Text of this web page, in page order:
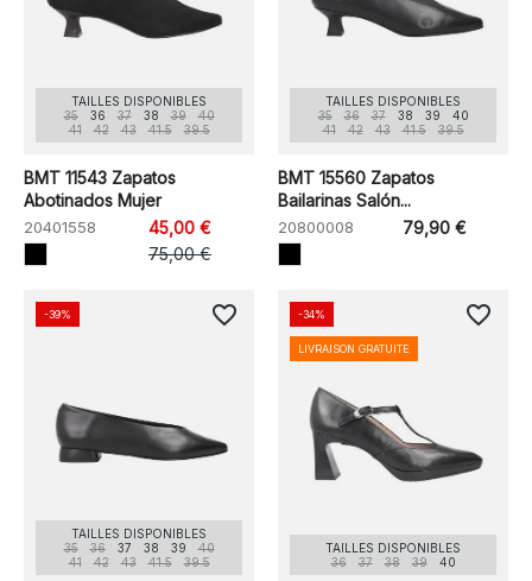
TAILLES DISPONIBLES
35
36 37 38 39
40
41
42 43 41.5 39.5
BMT 11543 Zapatos
Abotinados Mujer
20401558
45,00 €
75,00 €
TAILLES DISPONIBLES
35
36 37 38 39
40
41
42 43 41.5 39.5
BMT 15560 Zapatos
Bailarinas Salón...
20800008 79,90 €
TAILLES DISPONIBLES
35
36 37 38 39
40
41
42 43 41.5 39.5
-39% favorite_border
TAILLES DISPONIBLES
36
37 38 39 40
-34%
LIVRAISON GRATUITE
favorite_border